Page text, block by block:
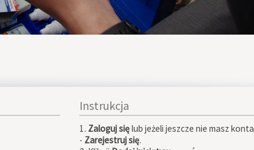
Instrukcja
1. Zaloguj sięlub jeżeli jeszcze nie masz konta
- Zarejestruj się.